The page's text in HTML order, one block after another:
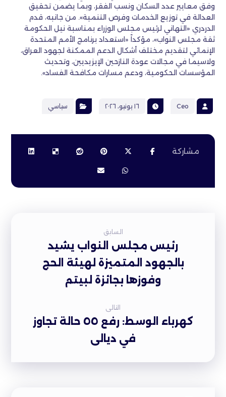
وفق معايير عدد السكان ونسب الفقر، وبما يضمن تحقيق
العدالة في توزيع الخدمات وفرص التنمية». من جانبه، قدم
الدردري «التهاني لرئيس مجلس الوزراء بمناسبة نيل الحكومة
ثقة مجلس النواب»، مؤكداً «استعداد برنامج الأمم المتحدة
الإنمائي لتقديم مختلف أشكال الدعم الممكنة لجهود العراق،
ولاسيما في مجالات عودة النازحين الإيزيديين، وتحديث
المؤسسات الحكومية، ودعم مسارات مكافحة الفساد».
Ceo ١٦ يونيو، ٢٠٢٦ سياسي
السابق
رئيس مجلس النواب يشيد
بالجهود المتميزة لهيئة الحج
وفوزها بجائزة لبيتم
التالى
كهرباء الوسط: رفع ٥٥ حالة تجاوز
في ديالى